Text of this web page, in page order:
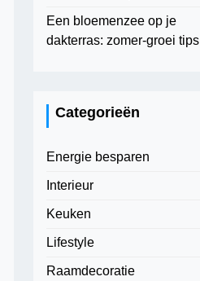
Een bloemenzee op je
dakterras: zomer-groei tips
Categorieën
Energie besparen
Interieur
Keuken
Lifestyle
Raamdecoratie